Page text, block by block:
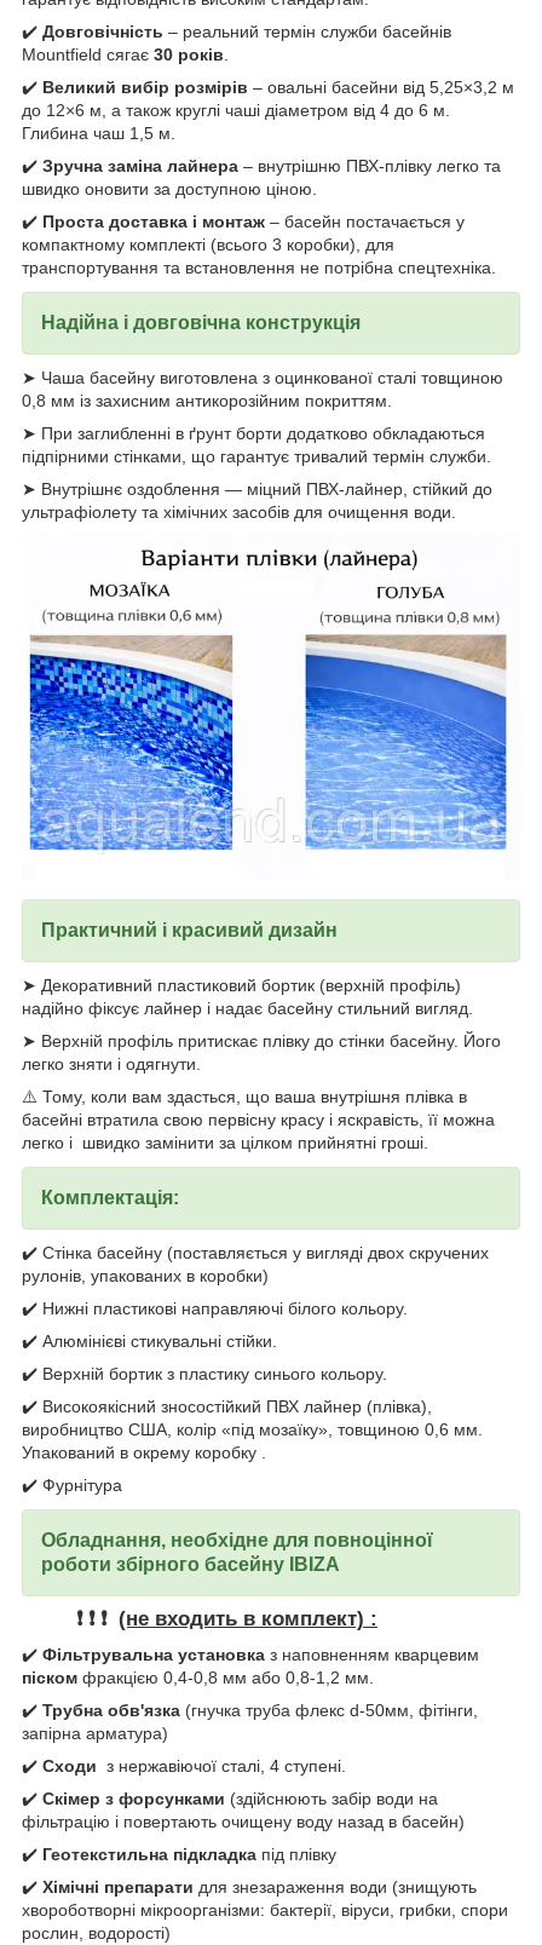
✔️ Довговічність – реальний термін служби басейнів
Mountfield сягає 30 років
✔️ Великий вибір розмірів – овальні басейни від 5,25×3,2 м
до 12×6 м, а також круглі чаші діаметром від 4 до 6 м.
Глибина чаш 1,5 м.
✔️ Зручна заміна лайнера – внутрішню ПВХ-плівку легко та
швидко оновити за доступною ціною.
✔️ Проста доставка і монтаж – басейн постачається у
компактному комплекті (всього 3 коробки), для
транспортування та встановлення не потрібна спецтехніка.
Надійна і довговічна конструкція
➤ Чаша басейну виготовлена з оцинкованої сталі товщиною
0,8 мм із захисним антикорозійним покриттям.
➤ При заглибленні в ґрунт борти додатково обкладаються
підпірними стінками, що гарантує тривалий термін служби.
➤ Внутрішнє оздоблення — міцний ПВХ-лайнер, стійкий до
ультрафіолету та хімічних засобів для очищення води.
Практичний і красивий дизайн
➤ Декоративний пластиковий бортик (верхній профіль)
надійно фіксує лайнер і надає басейну стильний вигляд.
➤ Верхній профіль притискає плівку до стінки басейну. Його
легко зняти і одягнути.
⚠️ Тому, коли вам здасться, що ваша внутрішня плівка в
басейні втратила свою первісну красу і яскравість, її можна
легко і швидко замінити за цілком прийнятні гроші.
Комплектація:
✔️ Стінка басейну (поставляється у вигляді двох скручених
рулонів, упакованих в коробки)
✔️ Нижні пластикові направляючі білого кольору.
✔️ Алюмінієві стикувальні стійки.
✔️ Верхній бортик з пластику синього кольору.
✔️ Високоякісний зносостійкий ПВХ лайнер (плівка),
виробництво США, колір «під мозаїку», товщиною 0,6 мм.
Упакований в окрему коробку .
✔️ Фурнітура
Обладнання, необхідне для повноцінної
роботи збірного басейну IBIZA
❗ ❗ ❗ (не входить в комплект) :
✔️ Фільтрувальна установка з наповненням кварцевим
піском фракцією 0,4-0,8 мм або 0,8-1,2 мм.
✔️ Трубна обв'язка (гнучка труба флекс d-50мм, фітінги,
запірна арматура)
✔️ Сходи з нержавіючої сталі, 4 ступені.
✔️ Скімер з форсунками (здійснюють забір води на
фільтрацію і повертають очищену воду назад в басейн)
✔️ Геотекстильна підкладка під плівку
✔️ Хімічні препарати для знезараження води (знищують
хвороботворні мікроорганізми: бактерії, віруси, грибки, спори
рослин, водорості)